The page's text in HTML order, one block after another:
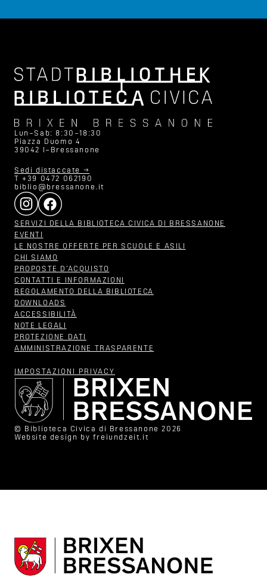
Lun–Sab: 8:30–18:30
Piazza Duomo 4
39042 I–Bressanone
Sedi distaccate →
T +39 0472 062190
biblio@bressanone.it
SERVIZI DELLA BIBLIOTECA CIVICA DI BRESSANONE
EVENTI
LE NOSTRE OFFERTE PER SCUOLE E ASILI
CHI SIAMO
PROPOSTE D‘ACQUISTO
CONTATTI E INFORMAZIONI
REGOLAMENTO DELLA BIBLIOTECA
DOWNLOADS
ACCESSIBILITÀ
NOTE LEGALI
PROTEZIONE DATI
AMMINISTRAZIONE TRASPARENTE
IMPOSTAZIONI PRIVACY
© Biblioteca Civica di Bressanone 2026
Website design by freiundzeit.it